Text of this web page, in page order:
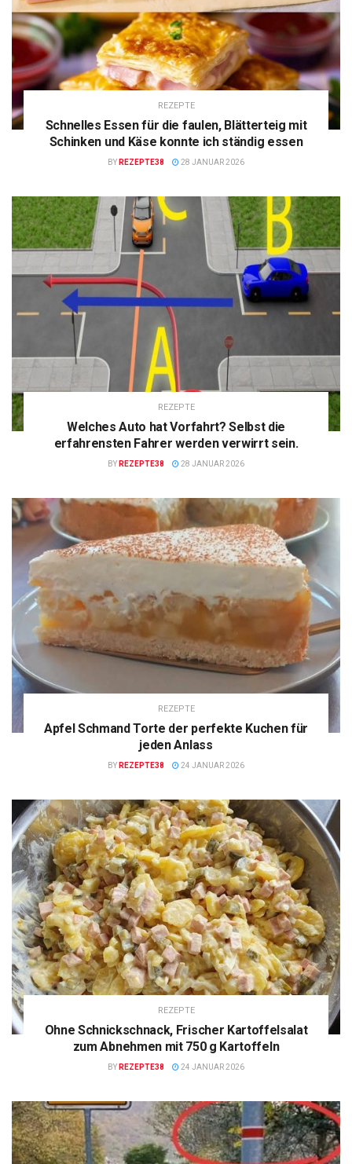
REZEPTE
Schnelles Essen für die faulen, Blätterteig mit
Schinken und Käse konnte ich ständig essen
BY REZEPTE38 28 JANUAR 2026
REZEPTE
Welches Auto hat Vorfahrt? Selbst die
erfahrensten Fahrer werden verwirrt sein.
BY REZEPTE38 28 JANUAR 2026
REZEPTE
Apfel Schmand Torte der perfekte Kuchen für
jeden Anlass
BY REZEPTE38 24 JANUAR 2026
REZEPTE
Ohne Schnickschnack, Frischer Kartoffelsalat
zum Abnehmen mit 750 g Kartoffeln
BY REZEPTE38 24 JANUAR 2026